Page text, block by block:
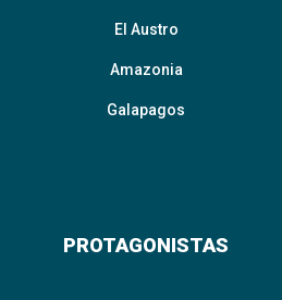
El Austro
Amazonia
Galapagos
PROTAGONISTAS